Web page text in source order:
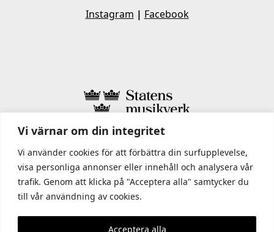
Vi värnar om din integritet
Vi använder cookies för att förbättra din surfupplevelse,
visa personliga annonser eller innehåll och analysera vår
trafik. Genom att klicka på "Acceptera alla" samtycker du
till vår användning av cookies.
Acceptera alla
Instagram | Facebook
I STATENS MUSIKVERK INGÅR